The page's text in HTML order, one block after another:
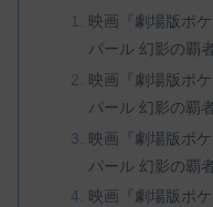
映画『劇場版ポ
パール 幻影の覇
映画『劇場版ポ
パール 幻影の覇
映画『劇場版ポ
パール 幻影の覇
映画『劇場版ポ